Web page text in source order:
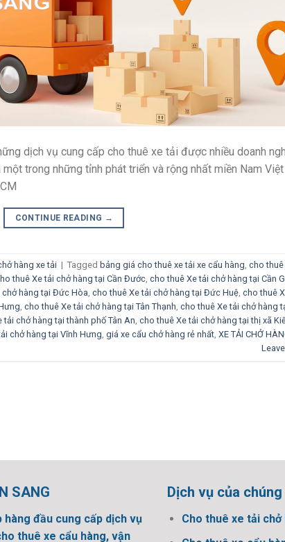
dịch vụ cung cấp cho thuê xe tải được nhiều doanh
trong những tỉnh phát triển và rộng nhất miền Nam Việt
CONTINUE READING →
hàng xe tải | Tagged bảng giá cho thuê xe tải xe cẩu hàng, cho thuê
thuê Xe tải chở hàng tại Cần Đước, cho thuê Xe tải chở hàng tại Cần
chở hàng tại Đức Hòa, cho thuê Xe tải chở hàng tại Đức Huệ, cho thuê
, cho thuê Xe tải chở hàng tại Tân Thạnh, cho thuê Xe tải chở hàng
tải chở hàng tại thành phố Tân An, cho thuê Xe tải chở hàng tại thị xã
chở hàng tại Vĩnh Hưng, giá xe cẩu chở hàng rẻ nhất, XE TẢI CHỞ
SANG
hàng đầu cung cấp dịch vụ
thuê xe cẩu hàng, vận
Dịch vụ của
Cho thuê xe tải chở